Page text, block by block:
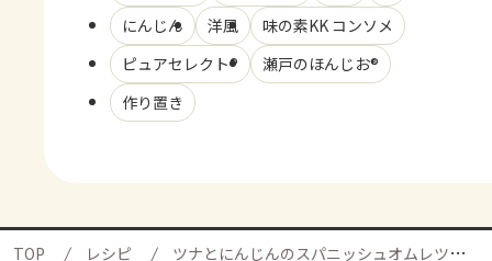
にんじん
洋風
味の素KK コンソメ
ピュアセレクト®
瀬戸のほんじお®
作り置き
TOP レシピ ツナとにんじんのスパニッシュオムレツの献立